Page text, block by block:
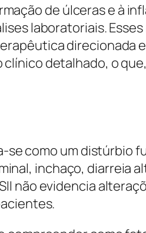
de úlceras e à
laboratoriais.
direcionada
detalhado, o
se como um
inchaço, diarreia
não evidencia